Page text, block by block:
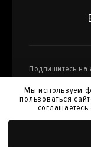
Подпишитесь на
Мы используем
пользоваться